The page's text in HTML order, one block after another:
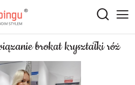
brokat kryształki róż